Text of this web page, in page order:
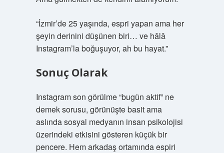
“İzmir’de 25 yaşında, espri yapan ama her
şeyin derinini düşünen biri… ve hâlâ
Instagram’la boğuşuyor, ah bu hayat.”
Sonuç Olarak
Instagram son görülme “bugün aktif” ne
demek sorusu, görünüşte basit ama
aslında sosyal medyanın insan psikolojisi
üzerindeki etkisini gösteren küçük bir
pencere. Hem arkadaş ortamında espiri